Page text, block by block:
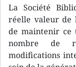
La Société
réelle valeur de
de maintenir ce
nombre de
modifications